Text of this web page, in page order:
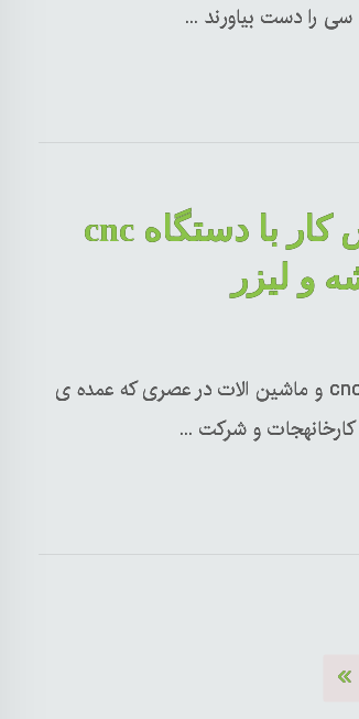
دوره آموزش کار با دستگاه cnc
و لیزر
آموزش کار با دستگاه cnc و ماشین الات در عصری که عمده ی
کارخانهجات و شرکت ...